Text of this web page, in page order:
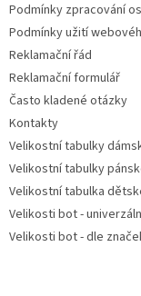
Podmínky zpracování
Podmínky užití
Reklamační řád
Reklamační formulář
Často kladené otázky
Kontakty
Velikostní tabulky
Velikostní tabulky
Velikostní tabulka
Velikosti bot -
Velikosti bot - dle